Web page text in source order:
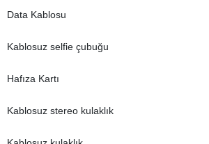
Data Kablosu
Kablosuz selfie çubuğu
Hafıza Kartı
Kablosuz stereo kulaklık